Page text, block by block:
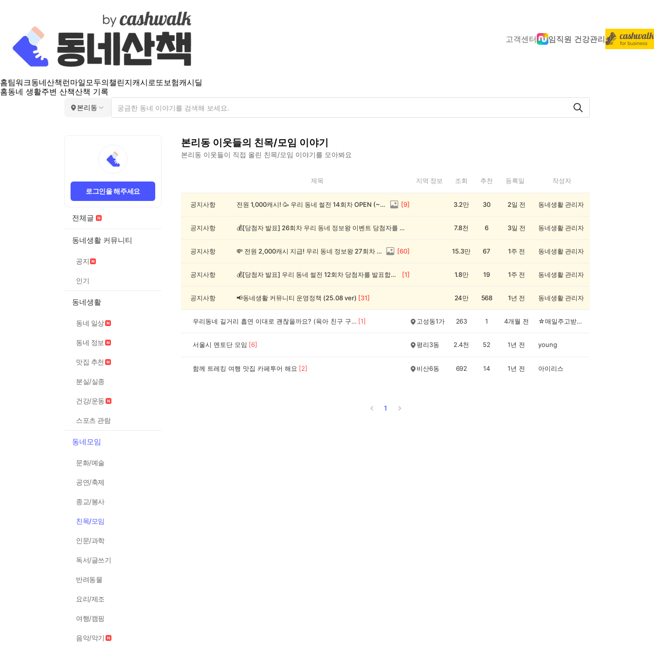
고객센터 임직원 건강관리
홈팀워크동네산책 런마일모두의챌린지캐시로또보험캐시딜
홈동네 생활주변 산책산책 기록
본리동
로그인을 해주세요
전체글
동네생활 커뮤니티
공지
인기
동네생활
동네 일상
동네 정보
맛집 추천
분실/실종
건강/운동
스포츠 관람
동네모임
문화/예술
공연/축제
종교/봉사
친목/모임
인문/과학
독서/글쓰기
반려동물
요리/제조
여행/캠핑
음악/악기
본리동 이웃들의 친목/모임 이야기
본리동 이웃들이 직접 올린 친목/모임 이야기를 모아봐요
동
제목 지역 정보 조회 추천 등록일 작성자
공지사항 전원 1,000캐시! 🥳 우리 동네 썰전 14회차 OPEN (~8/17) [9] 3.2만 30 2일 전 동네생활 관리자
공지사항 💰[당첨자 발표] 26회차 우리 동네 정보왕 이벤트 당첨자를 발표합니다! 7.8천 6 3일 전 동네생활 관리자
공지사항 💸 전원 2,000캐시 지급! 우리 동네 정보왕 27회차 (~8/10) [60] 15.3만 67 1주 전 동네생활 관리자
공지사항 💰[당첨자 발표] 우리 동네 썰전 12회차 당첨자를 발표합니다! [1] 1.8만 19 1주 전 동네생활 관리자
공지사항 📢동네생활 커뮤니티 운영정책 (25.08 ver) [31] 24만 568 1년 전 동네생활 관리자
우리동네 길거리 흡연 이대로 괜찮을까요? (육아 친구 구함) [1] 고성동1가 263 1 4개월 전 ☆매일주고받기❤️
서울시 멘토단 모임 [6] 평리3동 2.4천 52 1년 전 young
함께 트레킹 여행 맛집 카페투어 해요 [2] 비산6동 692 14 1년 전 아이리스
1